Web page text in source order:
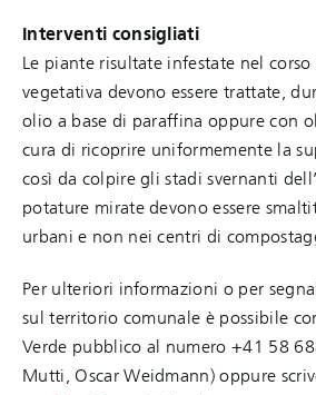
Interventi consigliati
Le piante risultate infestate nel
vegetativa devono essere trattate,
olio a base di paraffina oppure con
cura di ricoprire uniformemente la
così da colpire gli stadi svernanti
potature mirate devono essere
urbani e non nei centri di
Per ulteriori informazioni o per
sul territorio comunale è possibile
Verde pubblico al numero +41 58
Mutti, Oscar Weidmann) oppure